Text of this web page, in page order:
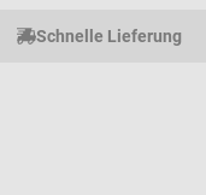
Schnelle Lieferung